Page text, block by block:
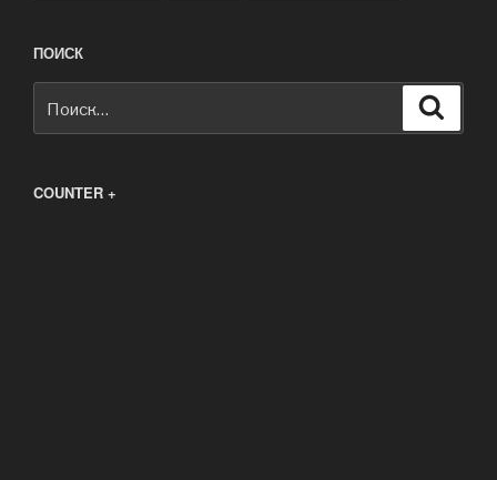
ПОИСК
COUNTER +